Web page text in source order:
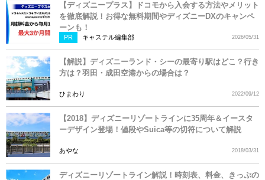
【ディズニープラス】ドコモから入会する方法やメリット
を徹底解説！お得な無料期間やディズニーDXのキャンペ
ーンも！
PR キャステル編集部 2026/05/31
【解説】ディズニーランド・シーの最寄り駅はどこ？行き
方は？羽田・成田空港からの場合は？
ひまわり 2022/09/12
【2018】ディズニーリゾートラインに35周年＆イースタ
ーデザイン登場！値段やSuica等の切符について解説
あやな 2018/03/31
ディズニーリゾートライン解説！時刻表、料金、きっぷの